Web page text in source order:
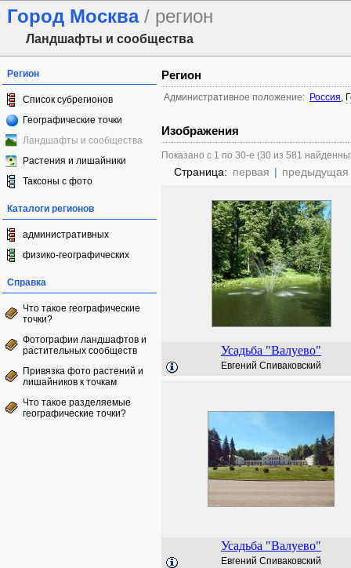
Город Москва/ регион
Ландшафты и сообщества
Регион
Список субрегионов
Географические точки
Ландшафты и сообщества
Растения и лишайники
Таксоны с фото
Каталоги регионов
административных
физико-географических
Справка
Что такое географические
точки?
Фотографии ландшафтов и
растительных сообществ
Привязка фото растений и
лишайников к точкам
Что такое разделяемые
географические точки?
Регион
Административное положение: Россия,
Изображения
Показано с 1 по 30-е (30 из 581
Страница: первая | предыдущая
Усадьба "Валуево"
Евгений Спиваковский
Усадьба "Валуево"
Евгений Спиваковский